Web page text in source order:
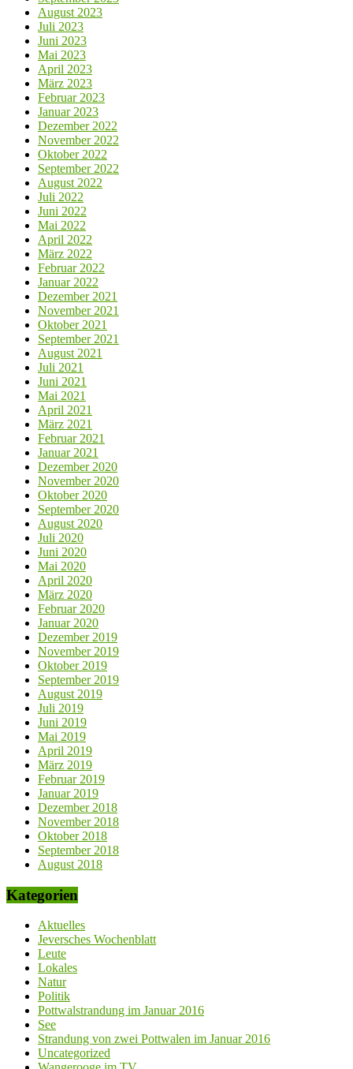
August 2023
Juli 2023
Juni 2023
Mai 2023
April 2023
März 2023
Februar 2023
Januar 2023
Dezember 2022
November 2022
Oktober 2022
September 2022
August 2022
Juli 2022
Juni 2022
Mai 2022
April 2022
März 2022
Februar 2022
Januar 2022
Dezember 2021
November 2021
Oktober 2021
September 2021
August 2021
Juli 2021
Juni 2021
Mai 2021
April 2021
März 2021
Februar 2021
Januar 2021
Dezember 2020
November 2020
Oktober 2020
September 2020
August 2020
Juli 2020
Juni 2020
Mai 2020
April 2020
März 2020
Februar 2020
Januar 2020
Dezember 2019
November 2019
Oktober 2019
September 2019
August 2019
Juli 2019
Juni 2019
Mai 2019
April 2019
März 2019
Februar 2019
Januar 2019
Dezember 2018
November 2018
Oktober 2018
September 2018
August 2018
Kategorien
Aktuelles
Jeversches Wochenblatt
Leute
Lokales
Natur
Politik
Pottwalstrandung im Januar 2016
See
Strandung von zwei Pottwalen im Januar 2016
Uncategorized